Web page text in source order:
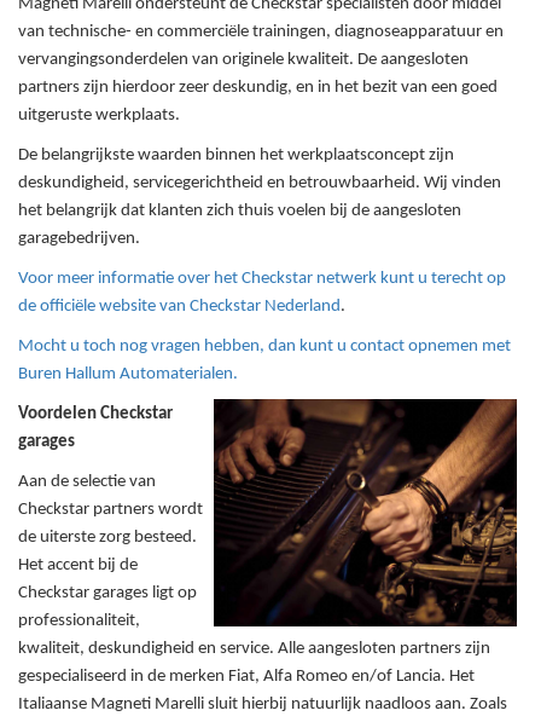
Magneti Marelli ondersteunt de Checkstar specialisten door middel
van technische- en commerciële trainingen, diagnoseapparatuur en
vervangingsonderdelen van originele kwaliteit. De aangesloten
partners zijn hierdoor zeer deskundig, en in het bezit van een goed
uitgeruste werkplaats.
De belangrijkste waarden binnen het werkplaatsconcept zijn
deskundigheid, servicegerichtheid en betrouwbaarheid. Wij vinden
het belangrijk dat klanten zich thuis voelen bij de aangesloten
garagebedrijven.
Voor meer informatie over het Checkstar netwerk kunt u terecht op
de officiële website van Checkstar Nederland.
Mocht u toch nog vragen hebben, dan kunt u contact opnemen met
Buren Hallum Automaterialen.
Voordelen Checkstar
garages
Aan de selectie van
Checkstar partners wordt
de uiterste zorg besteed.
Het accent bij de
Checkstar garages ligt op
professionaliteit,
kwaliteit, deskundigheid en service. Alle aangesloten partners zijn
gespecialiseerd in de merken Fiat, Alfa Romeo en/of Lancia. Het
Italiaanse Magneti Marelli sluit hierbij natuurlijk naadloos aan. Zoals